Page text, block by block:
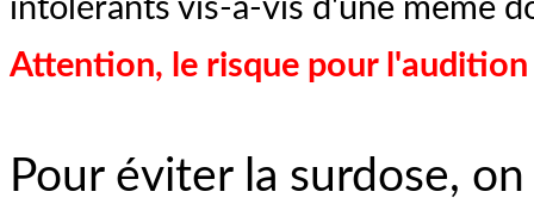
intolérants vis-à-vis d'une même
Attention, le risque pour
Pour éviter la surdose,